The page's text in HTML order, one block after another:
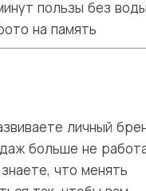
пользы без
на память
личный
больше не
что менять